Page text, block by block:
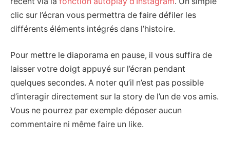
clic sur l’écran vous permettra de faire défiler les
différents éléments intégrés dans l’histoire.
Pour mettre le diaporama en pause, il vous suffira de
laisser votre doigt appuyé sur l’écran pendant
quelques secondes. A noter qu’il n’est pas possible
d’interagir directement sur la story de l’un de vos amis.
Vous ne pourrez par exemple déposer aucun
commentaire ni même faire un like.